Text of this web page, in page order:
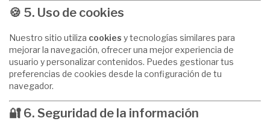
🍪 5. Uso de cookies
Nuestro sitio utiliza cookies y tecnologías similares para
mejorar la navegación, ofrecer una mejor experiencia de
usuario y personalizar contenidos. Puedes gestionar tus
preferencias de cookies desde la configuración de tu
navegador.
🔐 6. Seguridad de la información